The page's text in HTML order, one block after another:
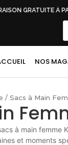
GRATUITE À
NOS
/ Sacs à Main
à main femme
et moments